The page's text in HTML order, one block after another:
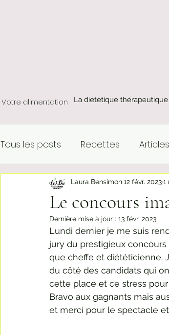
Votre alimentation La diététique thérapeutique
Tous les posts Recettes Articles
Le concours
Laura Bensimon12 févr. 20231
Dernière mise à jour : 13 févr. 2023
Lundi dernier je me suis
jury du prestigieux
que cheffe et diététicienne.
du côté des candidats qui
cette place et ce stress
Bravo aux gagnants mais
et merci pour le spectacle